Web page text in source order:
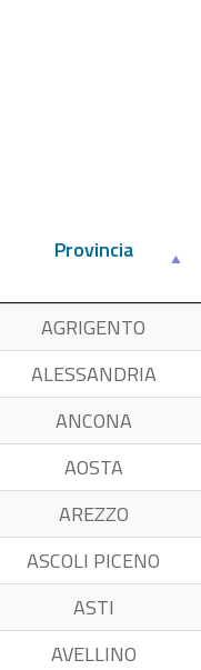
Provincia
AGRIGENTO
ALESSANDRIA
ANCONA
AOSTA
AREZZO
ASCOLI PICENO
ASTI
AVELLINO